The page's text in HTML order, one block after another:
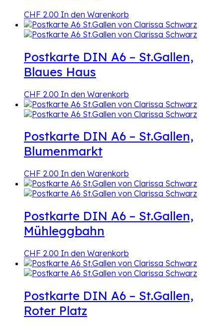
CHF 2.00 In den Warenkorb
Postkarte DIN A6 – St.Gallen,
Blaues Haus
CHF 2.00 In den Warenkorb
Postkarte DIN A6 – St.Gallen,
Blumenmarkt
CHF 2.00 In den Warenkorb
Postkarte DIN A6 – St.Gallen,
Mühleggbahn
CHF 2.00 In den Warenkorb
Postkarte DIN A6 – St.Gallen,
Roter Platz